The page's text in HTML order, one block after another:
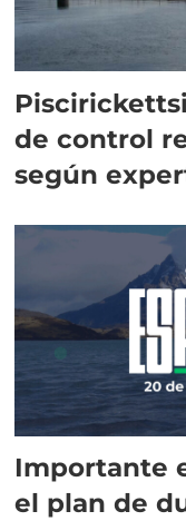
de control
según
Importante
el plan de